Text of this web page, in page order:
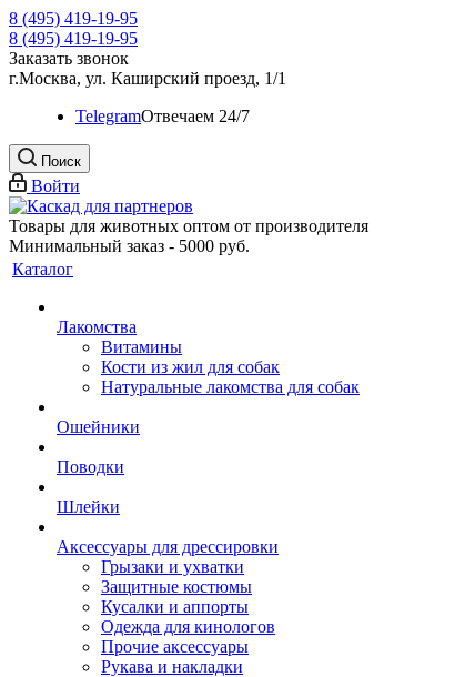
8 (495) 419-19-95
8 (495) 419-19-95
Заказать звонок
г.Москва, ул. Каширский проезд, 1/1
TelegramOтвечаем 24/7
Поиск
Войти
Товары для животных оптом от производителя
Минимальный заказ - 5000 руб.
Каталог
Лакомства
Витамины
Кости из жил для собак
Натуральные лакомства для собак
Ошейники
Поводки
Шлейки
Аксессуары для дрессировки
Грызаки и ухватки
Защитные костюмы
Кусалки и аппорты
Одежда для кинологов
Прочие аксессуары
Рукава и накладки